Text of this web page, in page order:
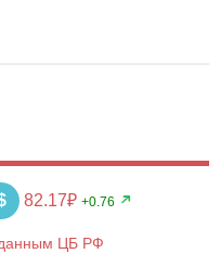
82.17₽ +0.76
ЦБ РФ